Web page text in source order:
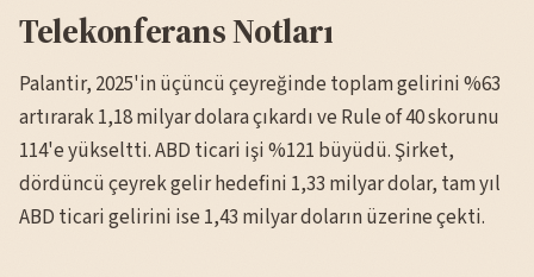
Telekonferans Notları
Palantir, 2025'in üçüncü çeyreğinde toplam gelirini %63
artırarak 1,18 milyar dolara çıkardı ve Rule of 40 skorunu
114'e yükseltti. ABD ticari işi %121 büyüdü. Şirket,
dördüncü çeyrek gelir hedefini 1,33 milyar dolar, tam yıl
ABD ticari gelirini ise 1,43 milyar doların üzerine çekti.